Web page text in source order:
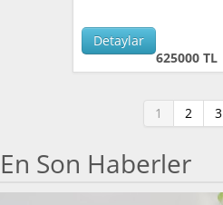
Detaylar
625000 TL
1 2 3
En Son Haberler